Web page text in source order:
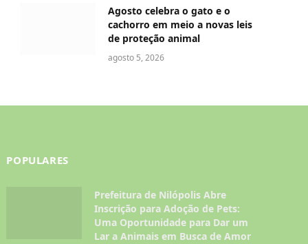
Agosto celebra o gato e o
cachorro em meio a novas leis
de proteção animal
agosto 5, 2026
POPULARES
Prefeitura de Nilópolis Abre
Inscrição para Adoção de Pets:
Uma Oportunidade para Dar um
Lar a Animais em Busca de Amor